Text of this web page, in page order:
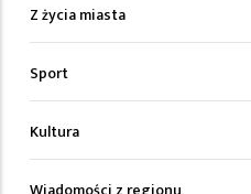
Z życia miasta
Sport
Kultura